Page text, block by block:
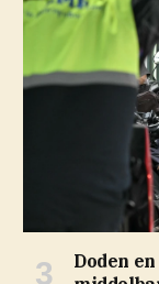
Doden